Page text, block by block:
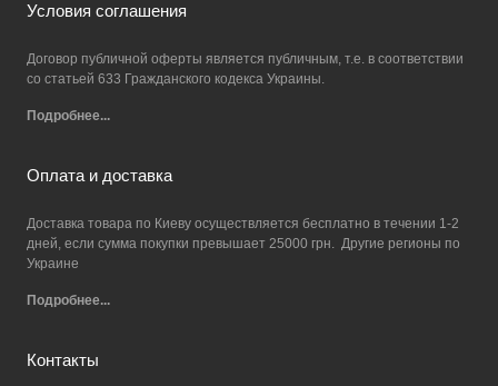
Условия соглашения
Договор публичной оферты является публичным, т.е. в соответствии
со статьей 633 Гражданского кодекса Украины.
Подробнее...
Оплата и доставка
Доставка товара по Киеву осуществляется бесплатно в течении 1-2
дней, если сумма покупки превышает 25000 грн. Другие регионы по
Украине
Подробнее...
Контакты